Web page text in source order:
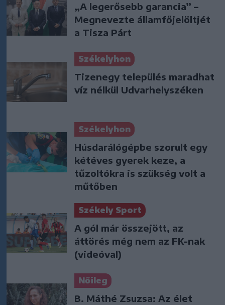
„A legerősebb garancia” –
Megnevezte államfőjelöltjét
a Tisza Párt
Székelyhon
Tizenegy település maradhat
víz nélkül Udvarhelyszéken
Székelyhon
Húsdarálógépbe szorult egy
kétéves gyerek keze, a
tűzoltókra is szükség volt a
műtőben
Székely Sport
A gól már összejött, az
áttörés még nem az FK-nak
(videóval)
Nőileg
B. Máthé Zsuzsa: Az élet